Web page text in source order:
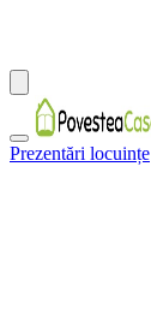
Prezentări locuințe